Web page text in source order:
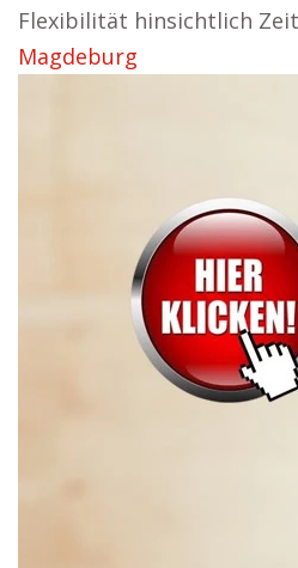
Flexibilität hinsichtlich
Magdeburg